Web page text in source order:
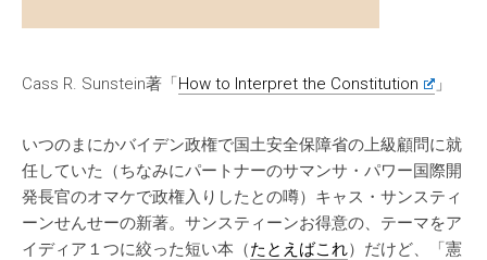
Cass R. Sunstein著「How to Interpret the Constitution 」
いつのまにかバイデン政権で国土安全保障省の上級顧問に就
任していた（ちなみにパートナーのサマンサ・パワー国際開
発長官のオマケで政権入りしたとの噂）キャス・サンスティ
ーンせんせーの新著。サンスティーンお得意の、テーマをア
イディア１つに絞った短い本（たとえばこれ）だけど、「憲